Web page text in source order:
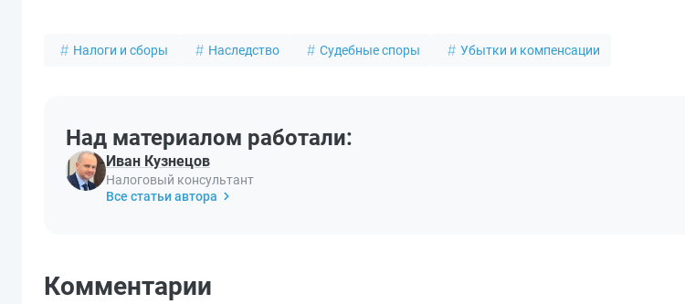
Налоги и сборы Наследство Судебные споры Убытки и компенсации
Над материалом работали:
Иван Кузнецов
Налоговый консультант
Все статьи автора
Комментарии